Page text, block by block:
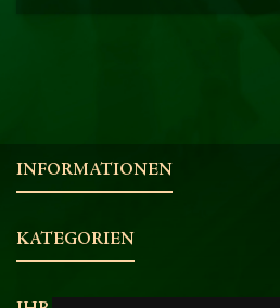
INFORMATIONEN
KATEGORIEN